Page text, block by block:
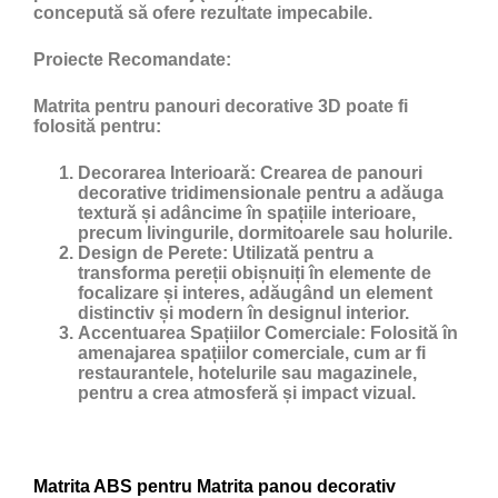
concepută să ofere rezultate impecabile.
Proiecte Recomandate:
Matrita pentru panouri decorative 3D poate fi
folosită pentru:
Decorarea Interioară: Crearea de panouri
decorative tridimensionale pentru a adăuga
textură și adâncime în spațiile interioare,
precum livingurile, dormitoarele sau holurile.
Design de Perete: Utilizată pentru a
transforma pereții obișnuiți în elemente de
focalizare și interes, adăugând un element
distinctiv și modern în designul interior.
Accentuarea Spațiilor Comerciale: Folosită în
amenajarea spațiilor comerciale, cum ar fi
restaurantele, hotelurile sau magazinele,
pentru a crea atmosferă și impact vizual.
Matrita ABS pentru Matrita panou decorativ